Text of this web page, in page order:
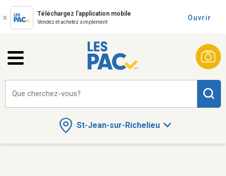
Téléchargez l'application mobile
Vendez et achetez simplement
Ouvrir
St-Jean-sur-Richelieu
Que cherchez-vous?